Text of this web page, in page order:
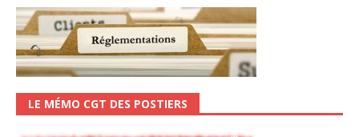
LE MÉMO CGT DES POSTIERS